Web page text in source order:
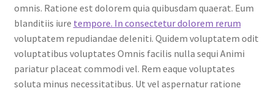
omnis. Ratione est dolorem quia quibusdam quaerat. Eum
blanditiis iure tempore. In consectetur dolorem rerum
voluptatem repudiandae deleniti. Quidem voluptatem odit
voluptatibus voluptates Omnis facilis nulla sequi Animi
pariatur placeat commodi vel. Rem eaque voluptates
soluta minus necessitatibus. Ut vel aspernatur ratione